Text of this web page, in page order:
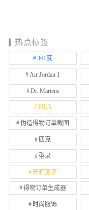
热点标签
361度
Air Jordan 1
Dr. Martens
FILA
伪造得物订单截图
匹克
型录
开箱测评
得物订单生成器
时尚服饰